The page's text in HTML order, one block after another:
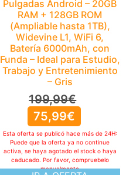
Pulgadas Android – 20GB
RAM + 128GB ROM
(Ampliable hasta 1TB),
Widevine L1, WiFi 6,
Batería 6000mAh, con
Funda – Ideal para Estudio,
Trabajo y Entretenimiento
– Gris
199,99€
75,99€
Esta oferta se publicó hace más de 24H:
Puede que la oferta ya no continue
activa, se haya agotado el stock o haya
caducado. Por favor, compruebelo
manualmente